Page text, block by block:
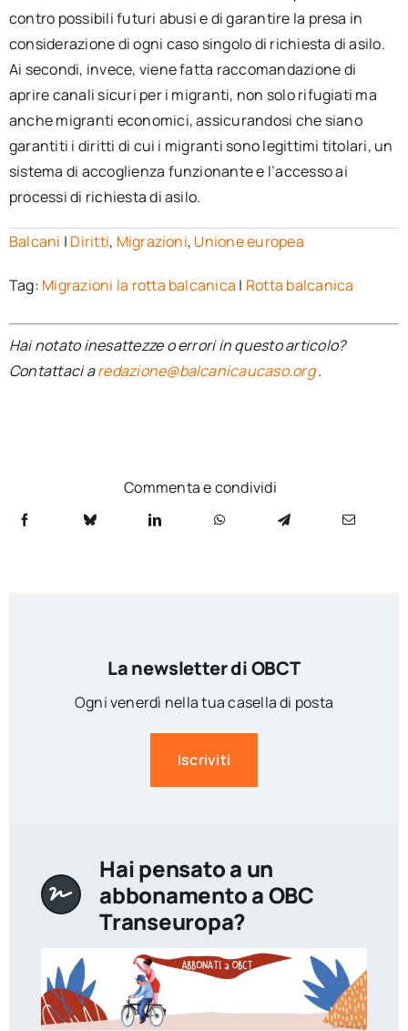
contro possibili futuri abusi e di garantire la presa in
considerazione di ogni caso singolo di richiesta di asilo.
Ai secondi, invece, viene fatta raccomandazione di
aprire canali sicuri per i migranti, non solo rifugiati ma
anche migranti economici, assicurandosi che siano
garantiti i diritti di cui i migranti sono legittimi titolari, un
sistema di accoglienza funzionante e l’accesso ai
processi di richiesta di asilo.
Balcani | Diritti, Migrazioni, Unione europea
Tag: Migrazioni la rotta balcanica | Rotta balcanica
Hai notato inesattezze o errori in questo articolo?
Contattaci aredazione@balcanicaucaso.org.
Commenta e condividi
La newsletter di OBCT
Ogni venerdì nella tua casella di posta
Iscriviti
Hai pensato a un
abbonamento a OBC
Transeuropa?